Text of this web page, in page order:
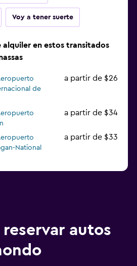
Voy a tener suerte
alquiler en estos transitados
de
a partir de $26
a partir de $34
National
a partir de $33
autos